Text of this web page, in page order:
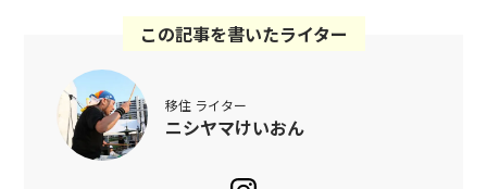
この記事を書いたライター
移住 ライター
ニシヤマけいおん